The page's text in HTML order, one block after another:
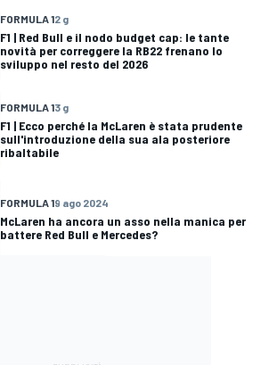
FORMULA 12 g
F1 | Red Bull e il nodo budget cap: le tante
novità per correggere la RB22 frenano lo
sviluppo nel resto del 2026
FORMULA 13 g
F1 | Ecco perché la McLaren è stata prudente
sull'introduzione della sua ala posteriore
ribaltabile
FORMULA 19 ago 2024
McLaren ha ancora un asso nella manica per
battere Red Bull e Mercedes?